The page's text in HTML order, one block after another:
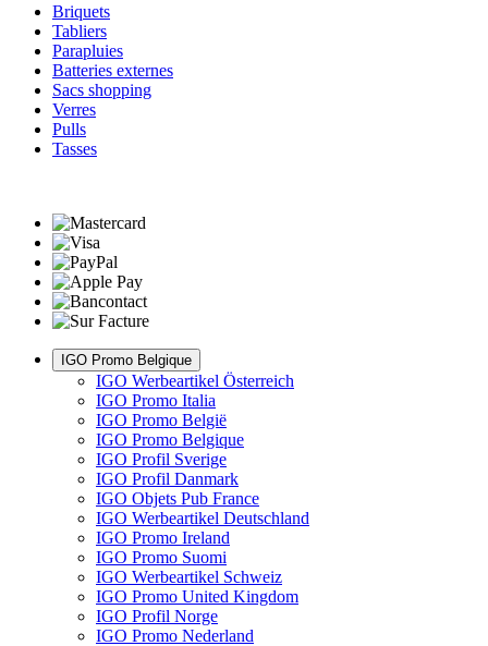
Briquets
Tabliers
Parapluies
Batteries externes
Sacs shopping
Verres
Pulls
Tasses
IGO Promo Belgique
IGO Werbeartikel Österreich
IGO Promo Italia
IGO Promo België
IGO Promo Belgique
IGO Profil Sverige
IGO Profil Danmark
IGO Objets Pub France
IGO Werbeartikel Deutschland
IGO Promo Ireland
IGO Promo Suomi
IGO Werbeartikel Schweiz
IGO Promo United Kingdom
IGO Profil Norge
IGO Promo Nederland